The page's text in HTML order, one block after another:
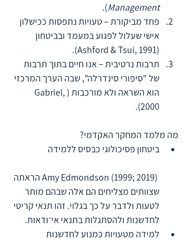
Management
).
פחד מביקורת – טעויות נתפסות ככישלון
אישי שעלול לפגוע במעמד ובביטחון
(Ashford & Tsui, 1991).
תרבות נרטיבית – אנו חיים בתוך תרבות
של "סיפורי סינדרלה", שבה הערך המרכזי
הוא השראה ולא מורכבות (Gabriel,
2000).
מה מלמד המחקר האקדמי?
ביטחון פסיכולוגי כבסיס ללמידה
Amy Edmondson (1999; 2019) הראתה
שצוותים מצליחים הם אלה שבהם מותר
לטעות ולדבר על כך בגלוי. זהו תנאי קריטי
לחדשנות ולהסתגלות בתנאי אי־ודאות.
למידה מטעויות כמנוע לחדשנות